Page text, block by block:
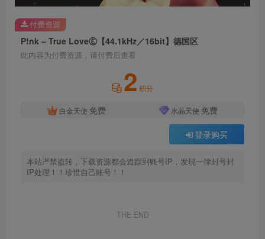
P!nk – True LoveⒺ【44.1kHz／16bit】德国区
此内容为付费资源，请付费后查看
2 积分
白金天使 免费 水晶天使 免费
登录购买
本站严禁盗转，下载资源都会追踪到账号IP，发现一律封号封
IP处理！！珍惜自己账号！！
付费资源
THE END